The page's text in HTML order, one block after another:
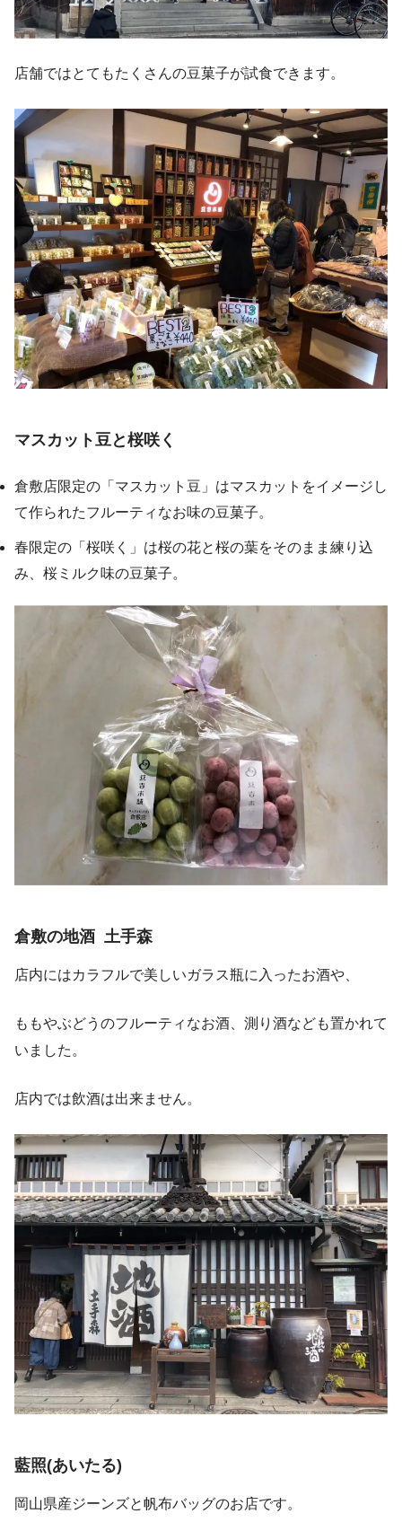
店舗ではとてもたくさんの豆菓子が試食できます。
マスカット豆と桜咲く
倉敷店限定の「マスカット豆」はマスカットをイメージし
て作られたフルーティなお味の豆菓子。
春限定の「桜咲く」は桜の花と桜の葉をそのまま練り込
み、桜ミルク味の豆菓子。
倉敷の地酒 土手森
店内にはカラフルで美しいガラス瓶に入ったお酒や、
ももやぶどうのフルーティなお酒、測り酒なども置かれて
いました。
店内では飲酒は出来ません。
藍照(あいたる)
岡山県産ジーンズと帆布バッグのお店です。